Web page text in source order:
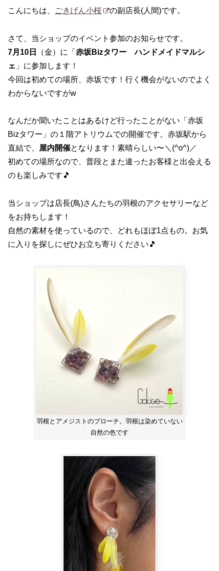
こんにちは、 ごきげん小桜 の副店長(人間)です。
さて、当ショップのイベント参加のお知らせです。
7月10日
（金）に「 赤坂Bizタワー ハンドメイドマルシ
ェ 」に参加します！
今回は初めての場所、赤坂です！行く機会がないのでよく
わからないですがw
なんだか聞いたことはあるけど行ったことがない「赤坂
Bizタワー」の１階アトリウムでの開催です。赤坂駅から
直結で、 屋内開催となります！素晴らしい〜＼(^o^)／
初めての場所なので、普段とまた違ったお客様と出会える
のも楽しみです🎵
当ショップは店長(鳥)さんたちの羽根のアクセサリーなど
をお持ちします！
自然の素材を使っているので、どれもほぼ1点もの。お気
に入りを探しにぜひお立ち寄りください🎵
羽根とアメジストのブローチ。羽根は染めていない
自然の色です